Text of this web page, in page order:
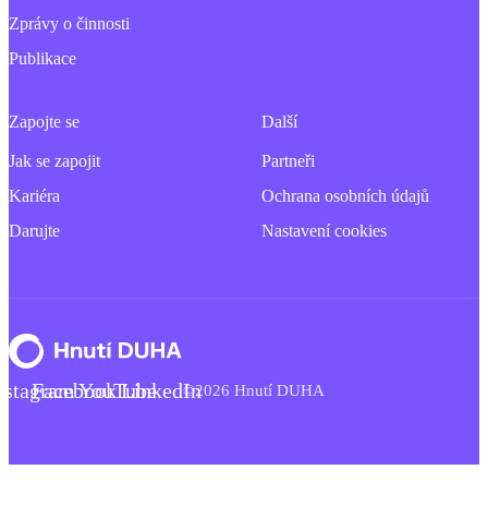
Zprávy o činnosti
Publikace
Zapojte se
Jak se zapojit
Kariéra
Darujte
Další
Partneři
Ochrana osobních údajů
Nastavení cookies
FacebookYouTubeLinkedIn©2026 Hnutí DUHA